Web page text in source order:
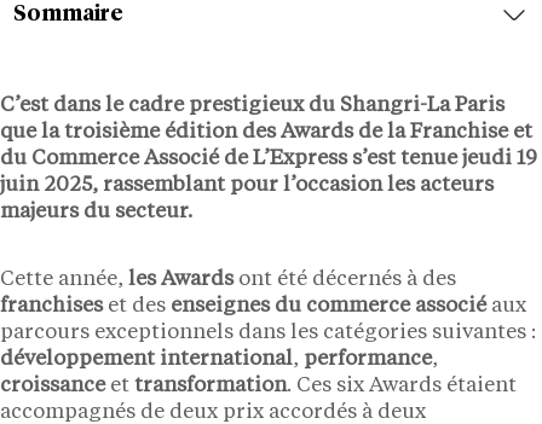
C’est dans le cadre prestigieux du Shangri-La Paris
que la troisième édition des Awards de la Franchise et
du Commerce Associé de L’Express s’est tenue jeudi 19
juin 2025, rassemblant pour l’occasion les acteurs
majeurs du secteur.
Cette année, les Awardsont été décernés à des
franchises et des enseignes du commerce associéaux
parcours exceptionnels dans les catégories suivantes :
développement international, performance,
croissanceet transformation. Ces six Awards étaient
accompagnés de deux prix accordés à deux
Sommaire